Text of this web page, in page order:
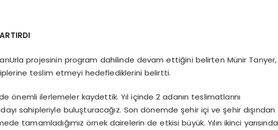
projesinin program dahilinde devam ettiğini belirten Münir Tanyer,
teslim etmeyi hedeflediklerini belirtti.
önemli ilerlemeler kaydettik. Yıl içinde 2 adanın teslimatlarını
sahipleriyle buluşturacağız. Son dönemde şehir içi ve şehir dışından
tamamladığımız örnek dairelerin de etkisi büyük. Yılın ikinci yarısında